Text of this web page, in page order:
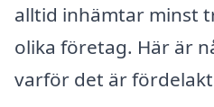
alltid inhämtar minst
olika företag. Här är
varför det är